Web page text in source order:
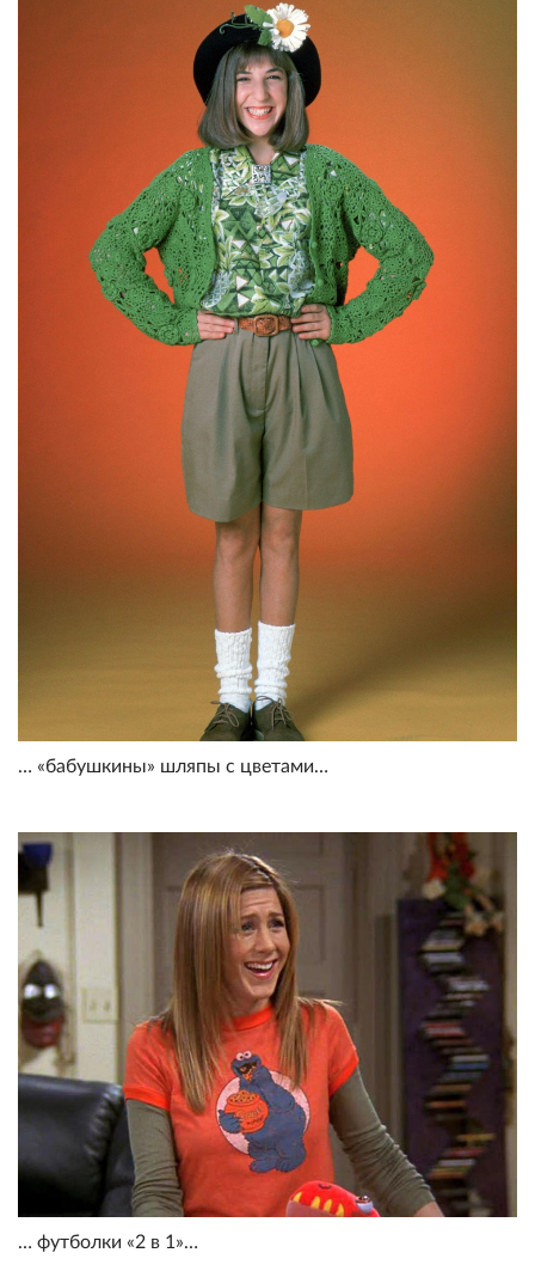
… «бабушкины» шляпы с цветами…
… футболки «2 в 1»…